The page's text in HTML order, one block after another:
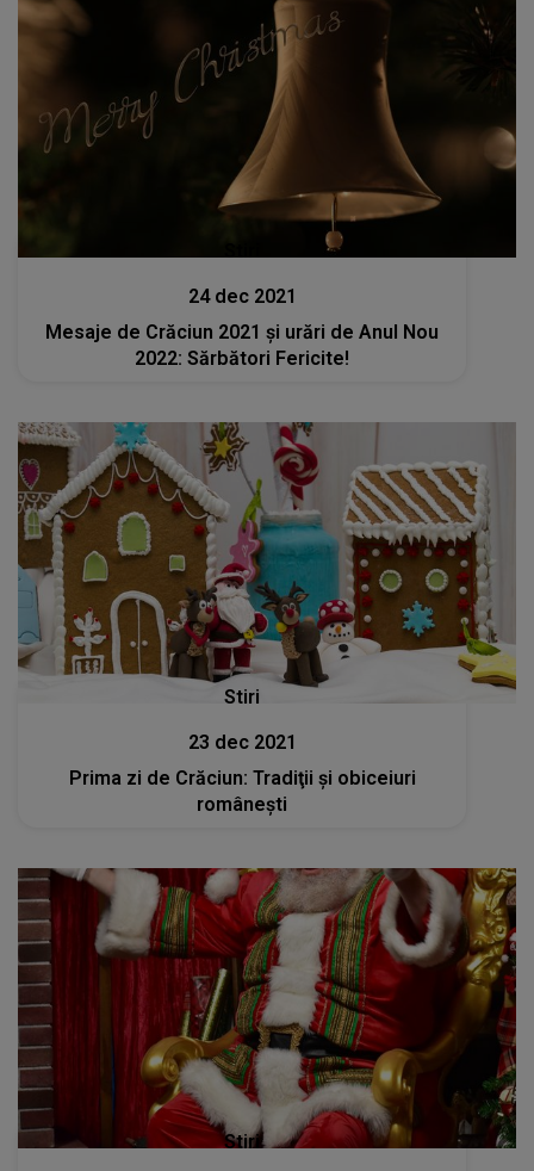
24 dec 2021
Mesaje de Crăciun 2021 şi urări de Anul Nou
2022: Sărbători Fericite!
Stiri
23 dec 2021
Prima zi de Crăciun: Tradiţii şi obiceiuri
româneşti
Stiri